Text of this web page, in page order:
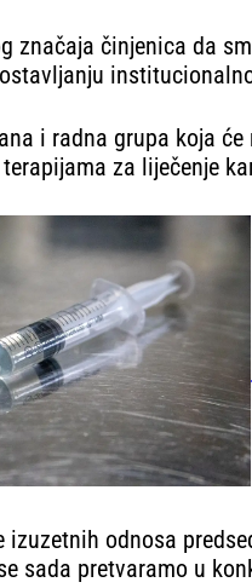
značaja činjenica da
i radna grupa koja
za liječenje
izuzetnih odnosa
sada pretvaramo u